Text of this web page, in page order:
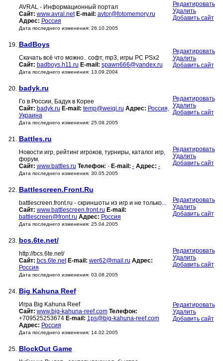
AVRAL - Информационный портал
Сайт: www.avral.net E-mail: avtor@fotomemory.ru
Адрес: Россия
Дата последнего изменения: 26.10.2005
Редактировать
Удалить
Добавить сайт
19. BadBoys
Скачать всё что можно.. софт, mp3, игры PC PSx2
Сайт: badboys.h11.ru E-mail: spawn666@yandex.ru
Дата последнего изменения: 13.09.2004
Редактировать
Удалить
Добавить сайт
20. badyk.ru
Го в России, Бадук в Корее
Сайт: badyk.ru E-mail: temp@weiqi.ru Адрес: Россия,
Украина
Дата последнего изменения: 25.08.2005
Редактировать
Удалить
Добавить сайт
21. Battles.ru
Новости игр, рейтинг игроков, турниры, каталог игр,
форум.
Сайт: www.battles.ru Телефон: - E-mail: - Адрес: -
Дата последнего изменения: 30.05.2005
Редактировать
Удалить
Добавить сайт
22. Battlescreen.Front.Ru
battlescreen.front.ru - скриншоты из игр и не только...
Сайт: www.battlescreen.front.ru E-mail:
battlescreen@front.ru Адрес: Россия
Дата последнего изменения: 25.04.2005
Редактировать
Удалить
Добавить сайт
23. bcs.6te.net/
http://bcs.6te.net/
Сайт: bcs.6te.net E-mail: wer62@mail.ru Адрес:
Россия
Дата последнего изменения: 03.08.2005
Редактировать
Удалить
Добавить сайт
24. Big Kahuna Reef
Игра Big Kahuna Reef
Сайт: www.big-kahuna-reef.com Телефон:
+709525253674 E-mail: 1ps@big-kahuna-reef.com
Адрес: Россия
Дата последнего изменения: 14.02.2005
Редактировать
Удалить
Добавить сайт
25. BlockOut Game